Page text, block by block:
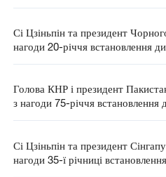
Сі Цзіньпін та президент
нагоди 20-річчя встановлення
Голова КНР і президент
з нагоди 75-річчя встановлення
Сі Цзіньпін та президент
нагоди 35-ї річниці